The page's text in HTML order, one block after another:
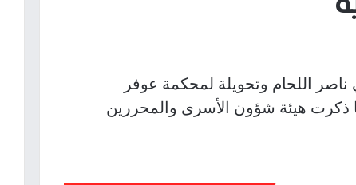
اللحام وتحويلة لمحكمة عوفر
ذكرت هيئة شؤون الأسرى والمحررين